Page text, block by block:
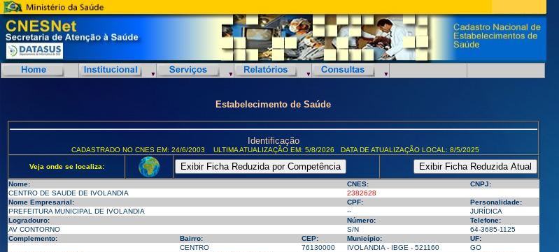
Estabelecimento de Saúde
Identificação
CADASTRADO NO CNES EM: 24/6/2003 ULTIMA ATUALIZAÇÃO EM: 5/8/2026 DATA DE ATUALIZAÇÃO LOCAL: 8/5/2025
Veja onde se localiza:
Nome: CNES:
CNPJ:
CENTRO DE SAUDE DE IVOLANDIA
2382628
Nome Empresarial:
CPF:
Personalidade:
PREFEITURA MUNICIPAL DE IVOLANDIA
--
JURÍDICA
Logradouro:
Número:
Telefone:
AV CONTORNO
S/N
64-3685-1125
Complemento:
Bairro: CEP: Município:
UF:
CENTRO
76130000 IVOLANDIA - IBGE - 521160
GO